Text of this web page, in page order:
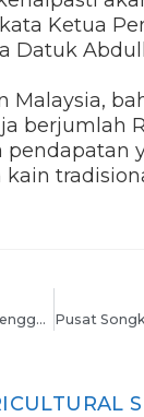
Ketua
Datuk
Malaysia,
berjumlah
pendapatan
ECER Projects For Terengganu On Track